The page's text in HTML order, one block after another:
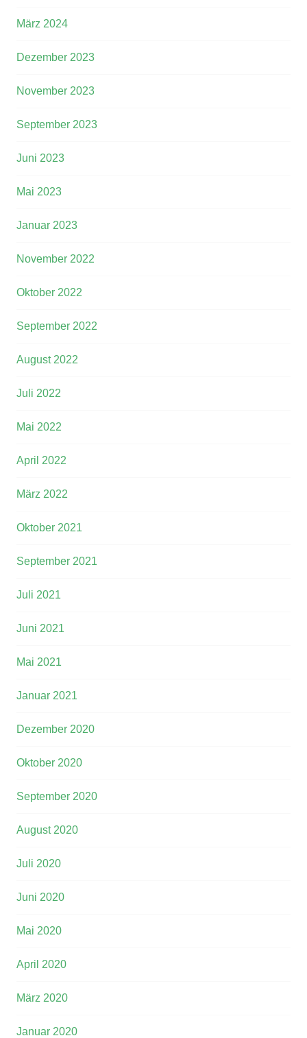
März 2024
Dezember 2023
November 2023
September 2023
Juni 2023
Mai 2023
Januar 2023
November 2022
Oktober 2022
September 2022
August 2022
Juli 2022
Mai 2022
April 2022
März 2022
Oktober 2021
September 2021
Juli 2021
Juni 2021
Mai 2021
Januar 2021
Dezember 2020
Oktober 2020
September 2020
August 2020
Juli 2020
Juni 2020
Mai 2020
April 2020
März 2020
Januar 2020